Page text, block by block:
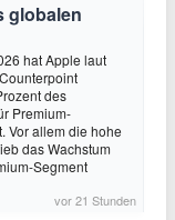
globalen
hat Apple laut
des
Premium-
Vor allem die hohe
das Wachstum
Segment
vor 21 Stunden